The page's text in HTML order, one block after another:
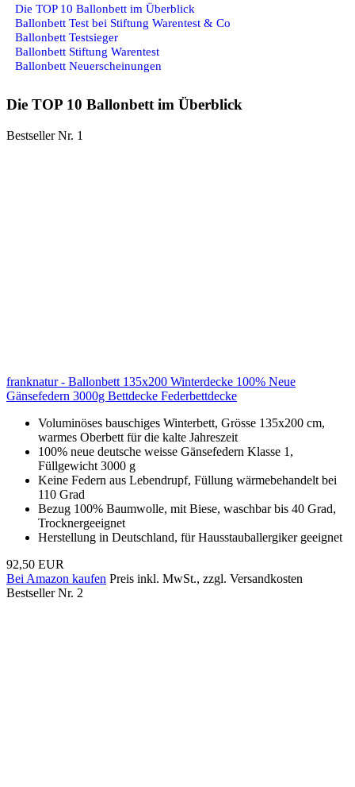
Die TOP 10 Ballonbett im Überblick
Ballonbett Test bei Stiftung Warentest & Co
Ballonbett Testsieger
Ballonbett Stiftung Warentest
Ballonbett Neuerscheinungen
Die TOP 10 Ballonbett im Überblick
Bestseller Nr. 1
franknatur - Ballonbett 135x200 Winterdecke 100% Neue
Gänsefedern 3000g Bettdecke Federbettdecke
Voluminöses bauschiges Winterbett, Grösse 135x200 cm,
warmes Oberbett für die kalte Jahreszeit
100% neue deutsche weisse Gänsefedern Klasse 1,
Füllgewicht 3000 g
Keine Federn aus Lebendrupf, Füllung wärmebehandelt bei
110 Grad
Bezug 100% Baumwolle, mit Biese, waschbar bis 40 Grad,
Trocknergeeignet
Herstellung in Deutschland, für Hausstauballergiker geeignet
92,50 EUR
Bei Amazon kaufen Preis inkl. MwSt., zzgl. Versandkosten
Bestseller Nr. 2